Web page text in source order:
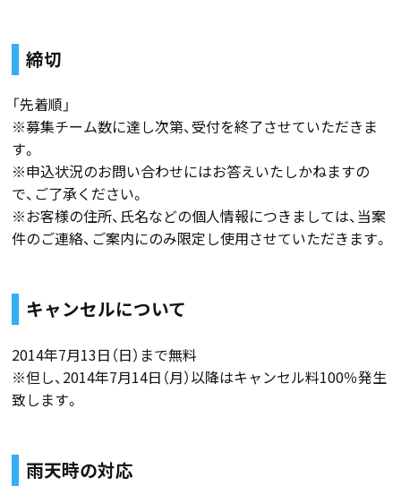
締切
「先着順」
※募集チーム数に達し次第、受付を終了させていただきま
す。
※申込状況のお問い合わせにはお答えいたしかねますの
で、ご了承ください。
※お客様の住所、氏名などの個人情報につきましては、当案
件のご連絡、ご案内にのみ限定し使用させていただきます。
キャンセルについて
2014年7月13日（日）まで無料
※但し、2014年7月14日（月）以降はキャンセル料100％発生
致します。
雨天時の対応